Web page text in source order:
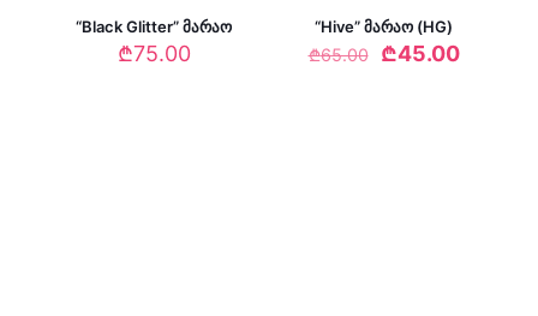
“Black Glitter” მარაო
₾75.00
“Hive” მარაო (HG)
₾65.00
Original
₾45.00Current